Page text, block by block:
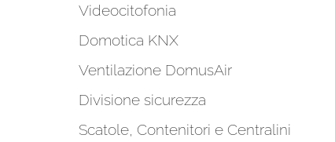
Videocitofonia
Domotica KNX
Ventilazione DomusAir
Divisione sicurezza
Scatole, Contenitori e Centralini